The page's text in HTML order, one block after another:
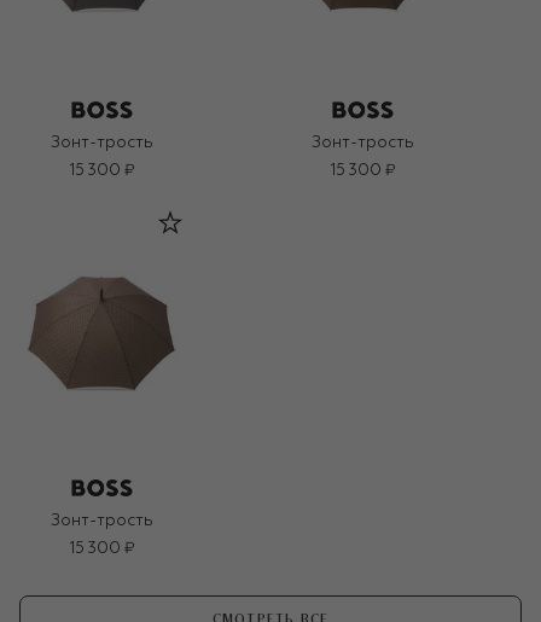
Зонт-трость
15 300 ₽
Зонт-трость
15 300 ₽
Зонт-трость
15 300 ₽